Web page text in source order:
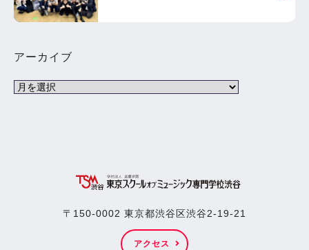
アーカイブ
〒150-0002 東京都渋谷区渋谷2-19-21
アクセス